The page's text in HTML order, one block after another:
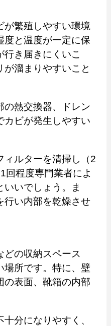
が繁殖しやすい環境
度と温度が一定に保
き届きにくいこ
が溜まりやすいこと
の熱交換器、ドレン
カビが発生しやすい
ィルターを清掃し（2
回程度専門業者によ
いいでしょう。ま
行い内部を乾燥させ
どの収納スペース
場所です。特に、壁
の表面、靴箱の内部
分になりやすく、